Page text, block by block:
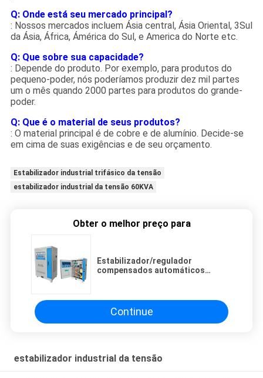
Q: Onde está seu mercado principal?
: Nossos mercados incluem Ásia central, Ásia Oriental, 3Sul
da Ásia, África, Ámérica do Sul, e America do Norte etc.
Q: Que sobre sua capacidade?
: Depende do produto. Por exemplo, para produtos do
pequeno-poder, nós poderíamos produzir dez mil partes
um o mês quando 2000 partes para produtos do grande-
poder.
Q: Que é o material de seus produtos?
: O material principal é de cobre e de alumínio. Decide-se
em cima de suas exigências e de seu orçamento.
Estabilizador industrial trifásico da tensão
estabilizador industrial da tensão 60KVA
Obter o melhor preço para
Estabilizador/regulador
compensados automáticos
Continue
estabilizador industrial da tensão